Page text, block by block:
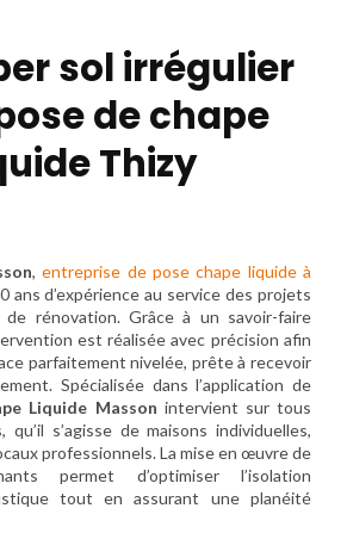
sol irrégulier
de chape
Thizy
,entreprise de pose chape liquide à
ans d’expérience au service des projets
rénovation. Grâce à un savoir-faire
est réalisée avec précision afin
parfaitement nivelée, prête à recevoir
Spécialisée dans l’application de
Liquide Masson intervient sur tous
s’agisse de maisons individuelles,
professionnels. La mise en œuvre de
permet d’optimiser l’isolation
tout en assurant une planéité